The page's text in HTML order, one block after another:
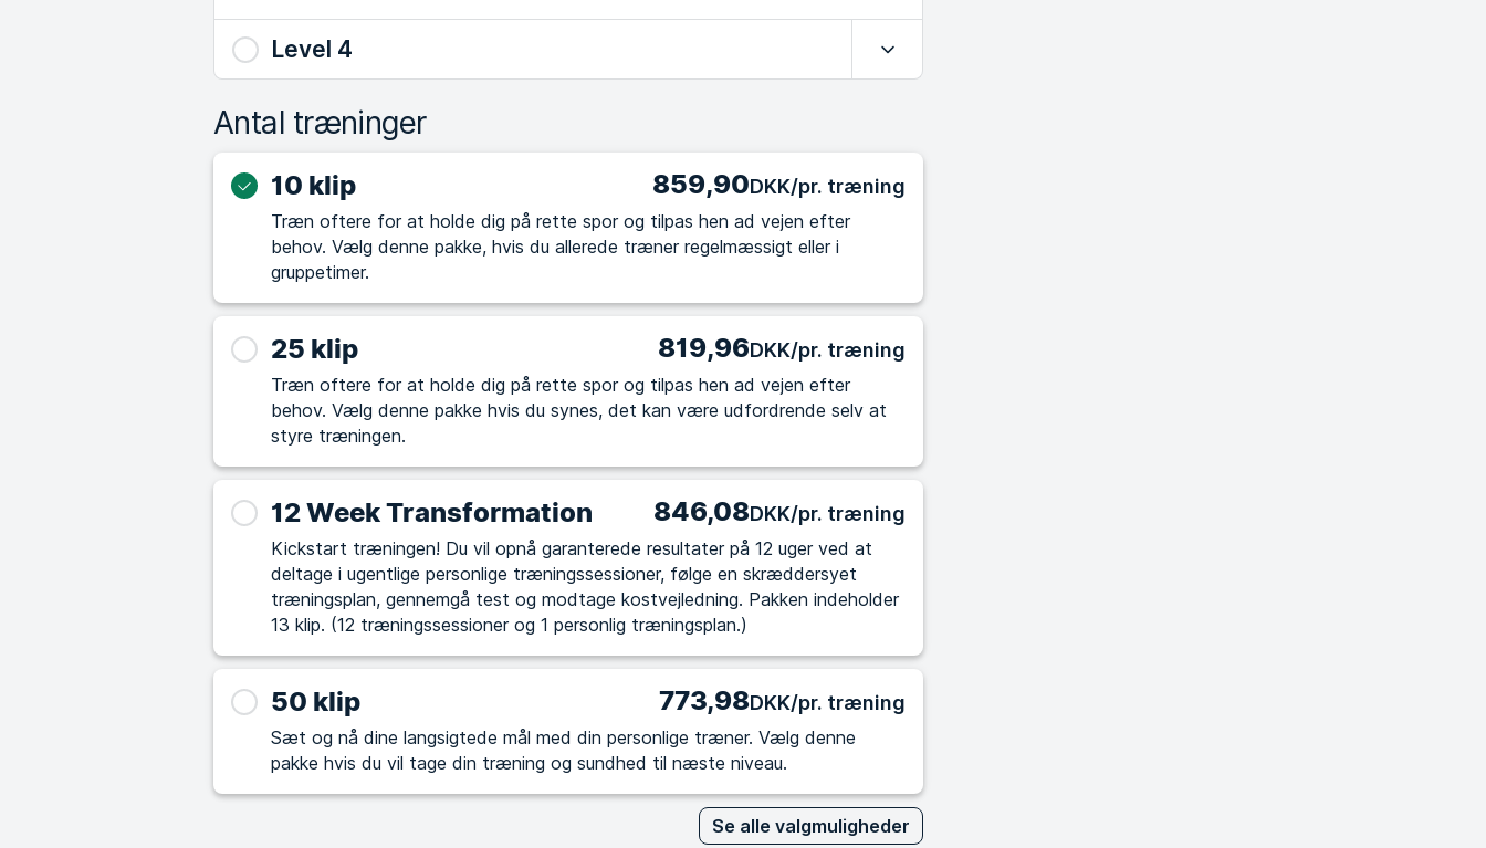
Level 4 Udvid
Antal træninger
10 klip 859,90DKK/pr. træning
Træn oftere for at holde dig på rette spor og tilpas hen ad vejen efter
behov. Vælg denne pakke, hvis du allerede træner regelmæssigt eller i
gruppetimer.
25 klip 819,96DKK/pr. træning
Træn oftere for at holde dig på rette spor og tilpas hen ad vejen efter
behov. Vælg denne pakke hvis du synes, det kan være udfordrende selv at
styre træningen.
12 Week Transformation 846,08DKK/pr. træning
Kickstart træningen! Du vil opnå garanterede resultater på 12 uger ved at
deltage i ugentlige personlige træningssessioner, følge en skræddersyet
træningsplan, gennemgå test og modtage kostvejledning. Pakken indeholder
13 klip. (12 træningssessioner og 1 personlig træningsplan.)
50 klip 773,98DKK/pr. træning
Sæt og nå dine langsigtede mål med din personlige træner. Vælg denne
pakke hvis du vil tage din træning og sundhed til næste niveau.
Se alle valgmuligheder